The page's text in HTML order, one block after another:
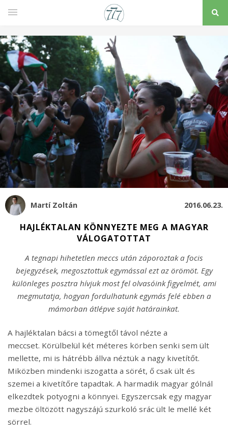
Martí Zoltán 2016.06.23.
HAJLÉKTALAN KÖNNYEZTE MEG A MAGYAR
VÁLOGATOTTAT
A tegnapi hihetetlen meccs után záporoztak a focis
bejegyzések, megosztottuk egymással ezt az örömöt. Egy
különleges posztra hívjuk most fel olvasóink figyelmét, ami
megmutatja, hogyan fordulhatunk egymás felé ebben a
mámorban átlépve saját határainkat.
A hajléktalan bácsi a tömegtől távol nézte a
meccset. Körülbelül két méteres körben senki sem ült
mellette, mi is hátrébb állva néztük a nagy kivetítőt.
Miközben mindenki iszogatta a sörét, ő csak ült és
szemei a kivetítőre tapadtak. A harmadik magyar gólnál
elkezdtek potyogni a könnyei. Egyszercsak egy magyar
mezbe öltözött nagyszájú szurkoló srác ült le mellé két
sörrel.